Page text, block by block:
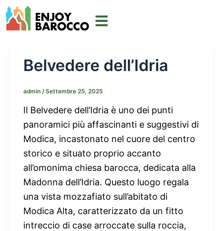
Vai
al
Belvedere dell’Idria
admin /Settembre 25, 2025
Il Belvedere dell’Idria è uno dei punti
panoramici più affascinanti e suggestivi di
Modica, incastonato nel cuore del centro
storico e situato proprio accanto
all’omonima chiesa barocca, dedicata alla
Madonna dell’Idria. Questo luogo regala
una vista mozzafiato sull’abitato di
Modica Alta, caratterizzato da un fitto
intreccio di case arroccate sulla roccia,